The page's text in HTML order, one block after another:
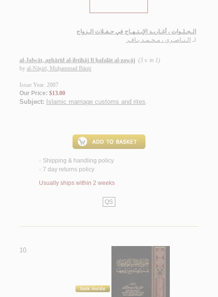
الـجـلـوات ، أغـاريـد الإبـتـهـاج في حـفـلات الـزواج
لـ الـنـاصـري ، مـحـمـد بـاقـر
al-Jalwāt, aghārīd al-ibtihāj fī ḥafalāt al-zawāj (3 v. in 1)
by al-Nāṣirī, Muḥammad Bāqir
Issue Year: 2007
Our Price: $13.00
Subject: Islamic marriage customs and rites.
< Shipping & handling policy
< 7 day returns policy
Usually ships within 2 weeks
QS
10.